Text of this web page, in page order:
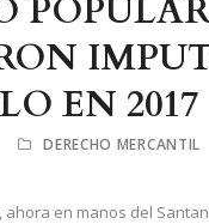
POPULAR
EN 2017
DERECHO MERCANTIL
ahora en manos del